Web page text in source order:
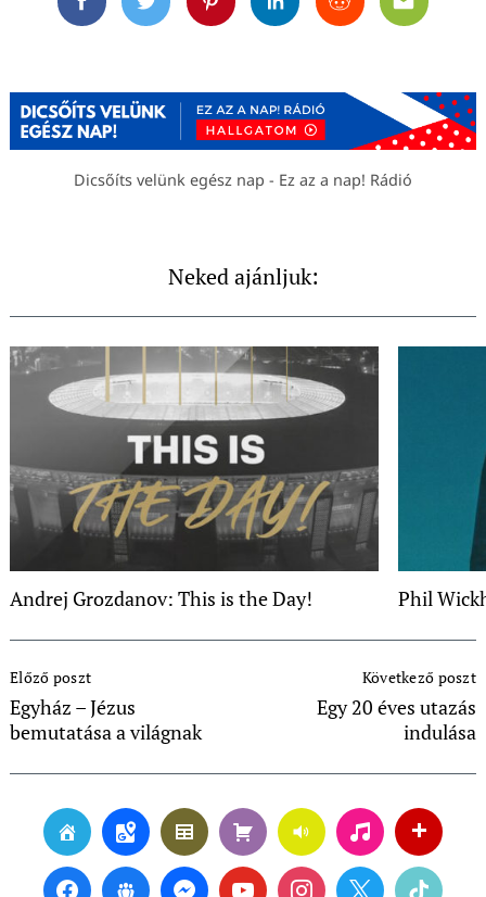
FacebookTwitterPinterestLinkedinRedditEmail
Dicsőíts velünk egész nap - Ez az a nap! Rádió
Neked ajánljuk:
Andrej Grozdanov: This is the Day! Phil
Navigation
Előző poszt
Egyház – Jézus
bemutatása a világnak
Következő poszt
Egy 20 éves utazás
indulása